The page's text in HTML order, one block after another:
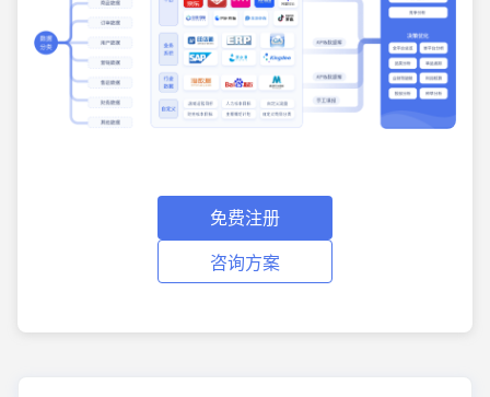
免费注册
咨询方案